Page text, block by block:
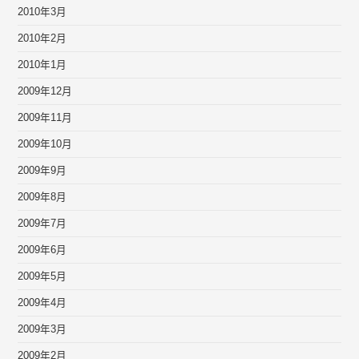
2010年3月
2010年2月
2010年1月
2009年12月
2009年11月
2009年10月
2009年9月
2009年8月
2009年7月
2009年6月
2009年5月
2009年4月
2009年3月
2009年2月